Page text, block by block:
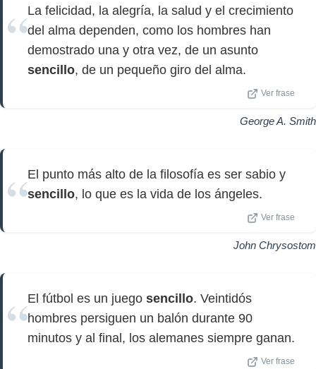
La felicidad, la alegría, la salud y el crecimiento
del alma dependen, como los hombres han
demostrado una y otra vez, de un asunto
sencillo, de un pequeño giro del alma.
Ver frase
George A. Smith
El punto más alto de la filosofía es ser sabio y
sencillo, lo que es la vida de los ángeles.
Ver frase
John Chrysostom
El fútbol es un juego sencillo. Veintidós
hombres persiguen un balón durante 90
minutos y al final, los alemanes siempre ganan.
Ver frase